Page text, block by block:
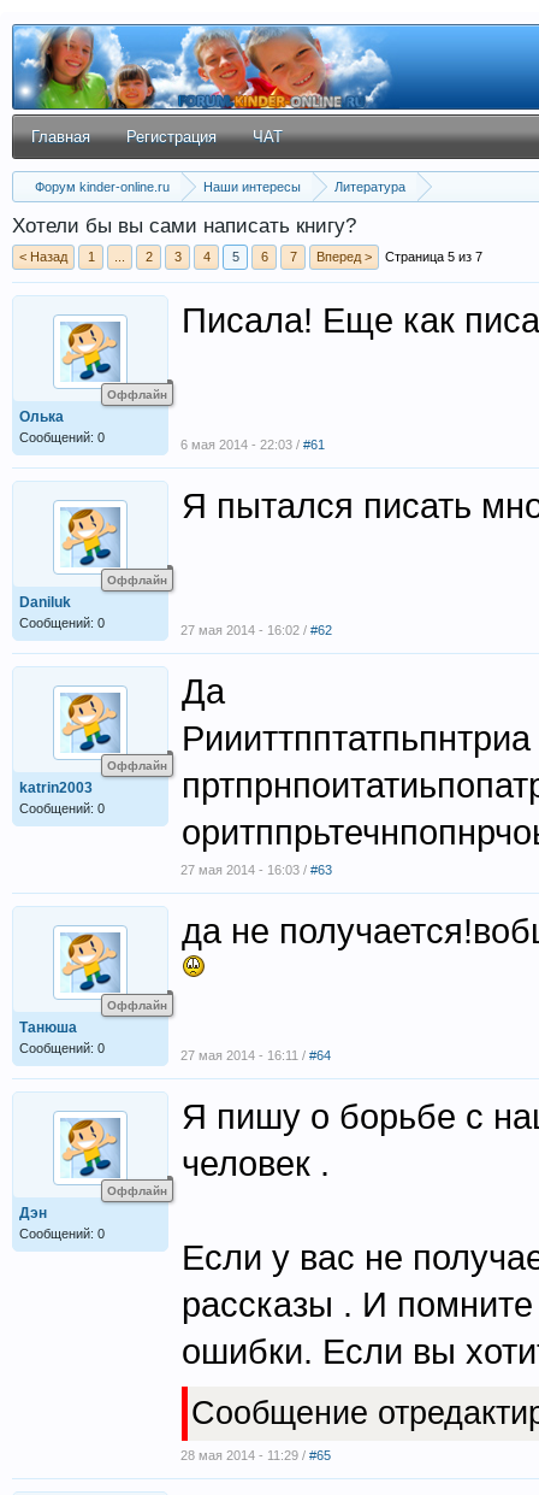
Главная Регистрация ЧАТ
Форум kinder-online.ru Наши интересы Литература
Хотели бы вы сами написать книгу?
< Назад 1 2 3 4 5 6 7 Вперед > Страница 5 из 7
Оффлайн
Олька
Сообщений: 0
Писала! Еще как
6 мая 2014 - 22:03 / #61
Оффлайн
Daniluk
Сообщений: 0
Я пытался писать
27 мая 2014 - 16:02 / #62
Оффлайн
katrin2003
Сообщений: 0
Да
27 мая 2014 - 16:03 / #63
Оффлайн
Танюша
Сообщений: 0
да не
27 мая 2014 - 16:11 / #64
Оффлайн
Дэн
Сообщений: 0
Я пишу о борьбе с
человек .
Если у вас не
рассказы . И помните
ошибки. Если вы
Сообщение
28 мая 2014 - 11:29 / #65